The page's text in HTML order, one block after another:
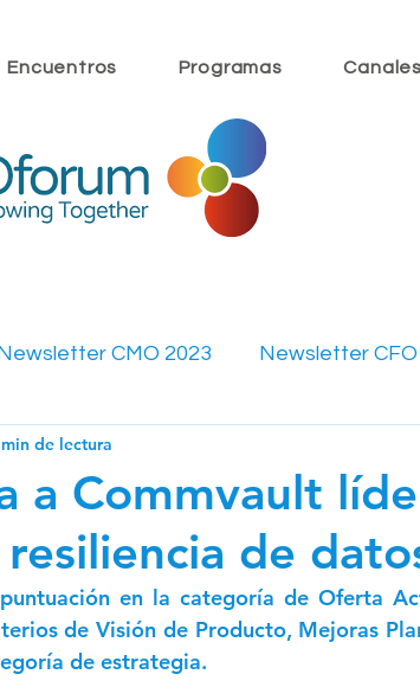
Encuentros Programas Canales
CMO 2023 Newsletter CFO
Newsletter CFO 2022
Newsletter CFO 2024
a Commvault
de
de lectura
en la categoría de Oferta
de Visión de Producto, Mejoras
de estrategia.